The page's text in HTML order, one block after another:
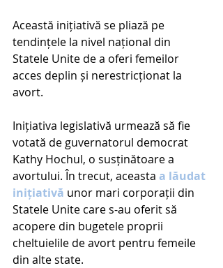
Această inițiativă se pliază pe
tendințele la nivel național din
Statele Unite de a oferi femeilor
acces deplin și nerestricționat la
avort.
Inițiativa legislativă urmează să fie
votată de guvernatorul democrat
Kathy Hochul, o susținătoare a
avortului. În trecut, aceasta a lăudat
inițiativă unor mari corporații din
Statele Unite care s-au oferit să
acopere din bugetele proprii
cheltuielile de avort pentru femeile
din alte state.